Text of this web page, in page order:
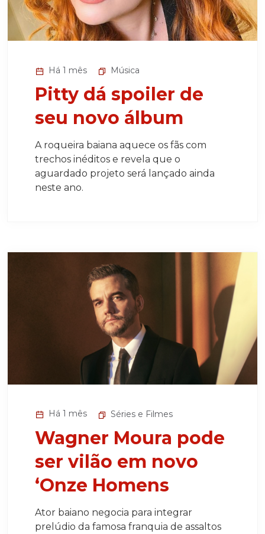
Há 1 mês Música
Pitty dá spoiler de
seu novo álbum
A roqueira baiana aquece os fãs com
trechos inéditos e revela que o
aguardado projeto será lançado ainda
neste ano.
Há 1 mês Séries e Filmes
Wagner Moura pode
ser vilão em novo
‘Onze Homens
Ator baiano negocia para integrar
prelúdio da famosa franquia de assaltos